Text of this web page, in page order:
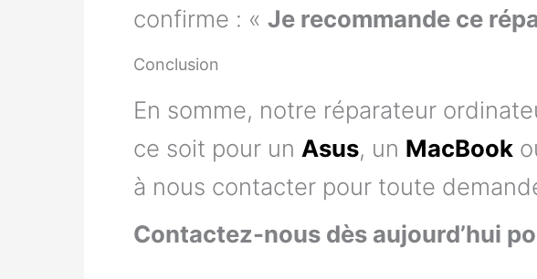
confirme : « Je recommande ce
Conclusion
En somme, notre réparateur
ce soit pour un Asus, un MacBook
à nous contacter pour toute
Contactez-nous dès aujourd’hui